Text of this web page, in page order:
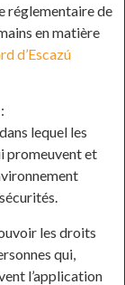
réglementaire de
en matière
d’Escazú
lequel les
promeuvent et
les droits
qui,
l’application